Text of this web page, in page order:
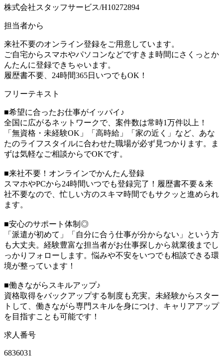
株式会社スタッフサービス/H10272894
担当者から
来社不要のオンライン登録をご用意しています。
ご自宅からスマホやパソコンなどですきま時間にさくっとか
んたんに登録できちゃいます。
履歴書不要、24時間365日いつでもOK！
フリーテキスト
■希望に合ったお仕事がイッパイ♪
全国に広がるネットワークで、案件数は常時1万件以上！
「無資格・未経験OK」「高時給」「家の近く」など、あな
たのライフスタイルに合わせた職場が必ず見つかります。ま
ずは気軽なご相談からでOKです。
■来社不要！オンラインでかんたん登録
スマホやPCから24時間いつでも登録完了！履歴書不要＆来
社不要なので、忙しい方のスキマ時間でもサクッと進められ
ます。
■安心のサポート体制◎
「派遣が初めて」「自分に合う仕事が分からない」という方
も大丈夫。経験豊富な担当者がお仕事探しから就業後までし
っかりフォローします。悩みや不安をいつでも相談できる環
境が整っています！
■働きながらスキルアップ♪
資格取得をバックアップする制度も充実。未経験からスター
トして、働きながら専門スキルを身につけ、キャリアアップ
を目指すことも可能です！
求人番号
6836031